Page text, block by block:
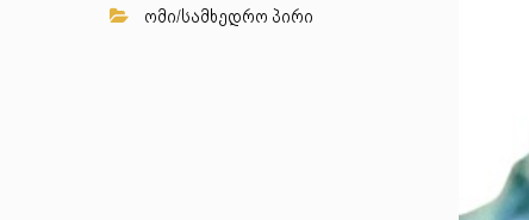
ომი/სამხედრო პირი